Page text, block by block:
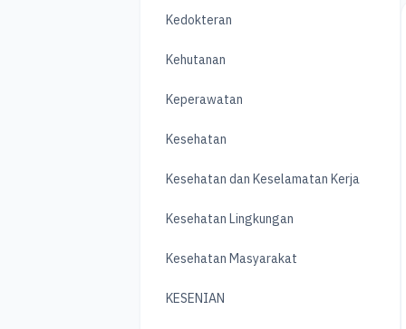
Kedokteran
Kehutanan
Keperawatan
Kesehatan
Kesehatan dan Keselamatan Kerja
Kesehatan Lingkungan
Kesehatan Masyarakat
KESENIAN